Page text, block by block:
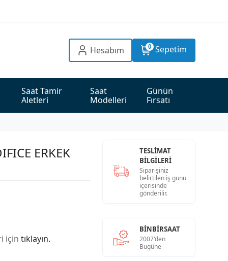
Hesabım 0 Sepetim
Saat Tamir
Aletleri
Saat
Modelleri
Günün
Fırsatı
ERKEK
için tıklayın.
TESLİMAT
BİLGİLERİ
Siparişiniz
belirtilen iş günü
içerisinde
gönderilir.
BINBIRSAAT
2007'den
Bugüne